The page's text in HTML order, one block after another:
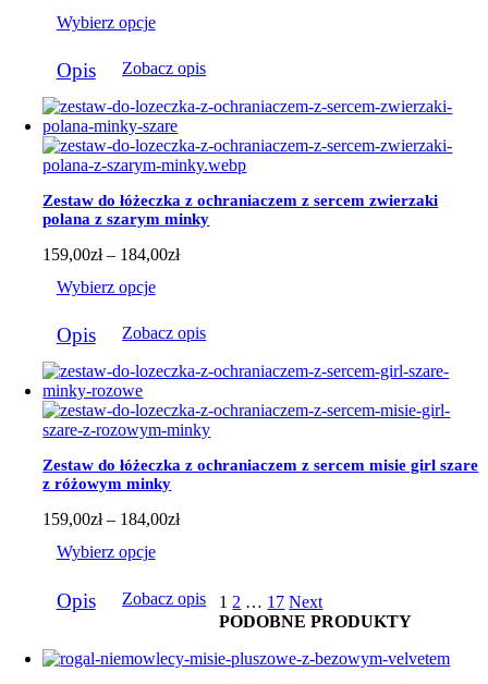
do
Wybierz opcje
produkt
ma
wiele
wariantów.
Opcje
można
wybrać
na
stronie
produktu
Opis Zobacz opis
Zestaw do łóżeczka z ochraniaczem z sercem zwierzaki
polana z szarym minky
159,00zł – 184,00złZakres
do
Wybierz opcje
produkt
ma
wiele
wariantów.
Opcje
można
wybrać
na
stronie
produktu
Opis Zobacz opis
Zestaw do łóżeczka z ochraniaczem z sercem misie girl szare
z różowym minky
159,00zł – 184,00złZakres
do
184,00zł
Wybierz opcje
produkt
wariantów.
Opis Zobacz opis 1 2 … 17 Next
PODOBNE PRODUKTY